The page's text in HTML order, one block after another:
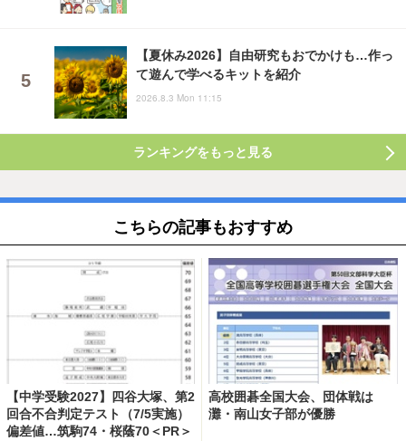
【夏休み2026】自由研究もおでかけも…作っ
て遊んで学べるキットを紹介
2026.8.3 Mon 11:15
ランキングをもっと見る
こちらの記事もおすすめ
【中学受験2027】四谷大塚、第2
回合不合判定テスト（7/5実施）
偏差値…筑駒74・桜蔭70＜PR＞
高校囲碁全国大会、団体戦は
灘・南山女子部が優勝